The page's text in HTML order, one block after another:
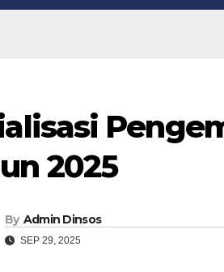
2025
By Admin Dinsos
SEP 29, 2025